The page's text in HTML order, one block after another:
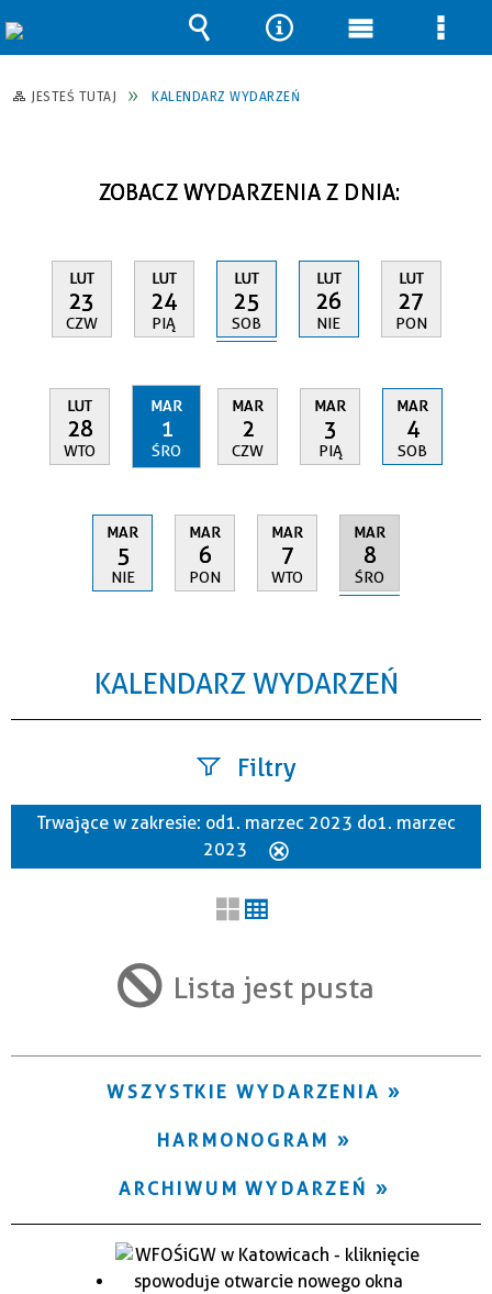
JESTEŚ TUTAJ KALENDARZ WYDARZEŃ
ZOBACZ WYDARZENIA Z DNIA:
LUT
23
CZW
LUT
24
PIĄ
LUT
25
SOB
LUT
26
NIE
LUT
27
PON
LUT
28
WTO
MAR
1
ŚRO
MAR
2
CZW
MAR
3
PIĄ
MAR
4
SOB
MAR
5
NIE
MAR
6
PON
MAR
7
WTO
MAR
8
ŚRO
KALENDARZ WYDARZEŃ
Filtry
Szukana fraza
Trwające w zakresie
Trwające w zakresie: od 1. marzec 2023 do 1. marzec
2023
Lista jest pusta
WSZYSTKIE WYDARZENIA
HARMONOGRAM
ARCHIWUM WYDARZEŃ
Wyszukiwarka
Narzędzia
Menu Menu